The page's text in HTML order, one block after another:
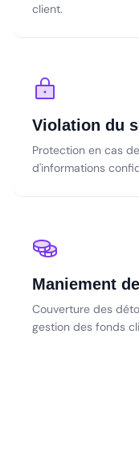
client.
Violation du
Protection en cas
d'informations
Maniement
Couverture des
gestion des fonds